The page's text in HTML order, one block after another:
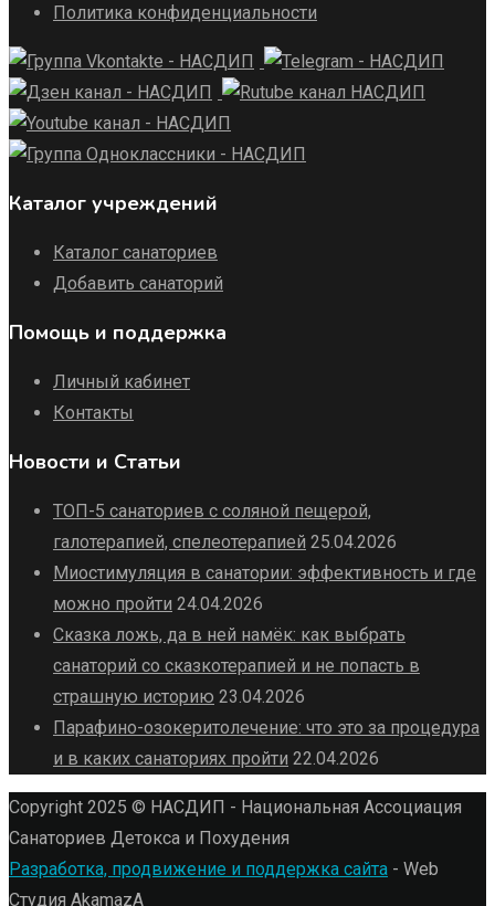
Политика конфиденциальности
Каталог учреждений
Каталог санаториев
Добавить санаторий
Помощь и поддержка
Личный кабинет
Контакты
Новости и Статьи
ТОП-5 санаториев с соляной пещерой,
галотерапией, спелеотерапией 25.04.2026
Миостимуляция в санатории: эффективность и где
можно пройти 24.04.2026
Сказка ложь, да в ней намёк: как выбрать
санаторий со сказкотерапией и не попасть в
страшную историю 23.04.2026
Парафино-озокеритолечение: что это за процедура
и в каких санаториях пройти 22.04.2026
Copyright 2025 © НАСДИП - Национальная Ассоциация
Санаториев Детокса и Похудения
Разработка, продвижение и поддержка сайта - Web
Студия AkamazA